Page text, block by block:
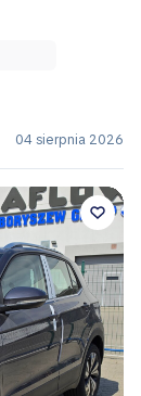
04 sierpnia 2026